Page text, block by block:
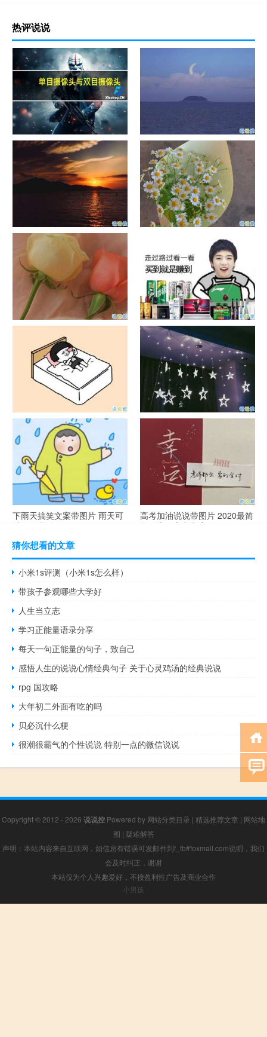
热评说说
单目摄像头与双目摄像头
晚安励志语录带图片 晚安心语
励志鸡汤
日出文案温柔句子 看日出的微
信说说配图
晒风景照的唯美说说配图 适合
发风景的朋友圈文案
官宣恋爱的说说配图 官宣句子
抖音摆地摊文案 摆地摊的搞笑
说说带图片
谐音梗土味情话大全带图片 油
腻搞笑的土味情话
很酷的霸气句子带图片 最新霸
气说说高冷范
下雨天搞笑文案带图片 雨天可
以发的幽默句子
高考加油说说带图片 2020最简
单励志的高考文案
猜你想看的文章
小米1s评测（小米1s怎么样）
带孩子参观哪些大学好
人生当立志
学习正能量语录分享
每天一句正能量的句子，致自己
感悟人生的说说心情经典句子 关于心灵鸡汤的经典说说
rpg 国攻略
大年初二外面有吃的吗
贝必沉什么梗
很潮很霸气的个性说说 特别一点的微信说说
Copyright © 2012 - 2026 说说控 Powered by 网站分类目录 | 精选推荐文章 | 网站地
图 | 疑难解答
声明：本站内容来自互联网，如信息有错误可发邮件到f_fb#foxmail.com说明，我们
会及时纠正，谢谢
本站仅为个人兴趣爱好，不接盈利性广告及商业合作
小男孩